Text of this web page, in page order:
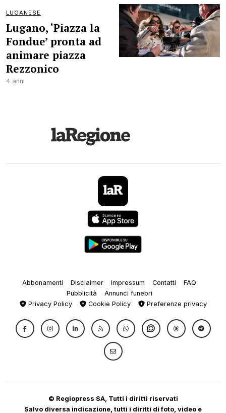
LUGANESE
Lugano, ‘Piazza la
Fondue’ pronta ad
animare piazza
Rezzonico
4 anni
Abbonamenti Disclaimer Impressum Contatti
FAQ
Pubblicità
Annunci funebri
Privacy Policy
Cookie Policy Preferenze privacy
© Regiopress SA, Tutti i diritti riservati
Salvo diversa indicazione, tutti i diritti di foto, video e